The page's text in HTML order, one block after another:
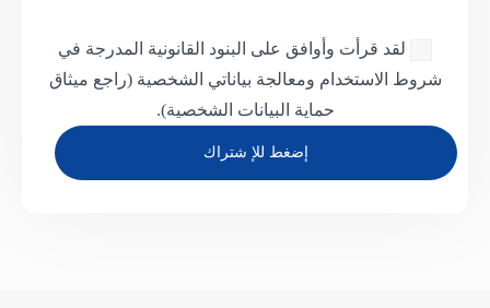
لقد قرأت وأوافق على البنود القانونية المدرجة في
شروط الاستخدام ومعالجة بياناتي الشخصية (راجع ميثاق
حماية البيانات الشخصية).